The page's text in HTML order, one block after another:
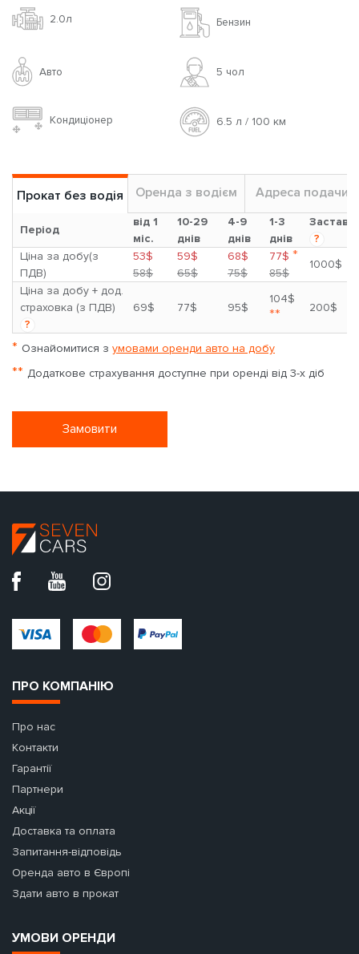
2.0л Бензин
Авто 5 чoл
Кондиціонер 6.5 л / 100 км
Прокат без водія Оренда з водієм Адреса подачи
Період
від 1
міс.
10-29
днів
4-9
днів
1-3
днів
Застава
?
Ціна за добу(з
ПДВ)
53$
58$
59$
65$
68$
75$
77$ *
85$
1000$
Ціна за добу + дод.
страховка (з ПДВ)
?
69$ 77$ 95$
104$
** 200$
* Ознайомитися з умовами оренди авто на добу
** Додаткове страхування доступне при оренді від 3-х діб
Замовити
ПРО КОМПАНІЮ
Про нас
Контакти
Гарантії
Партнери
Акції
Доставка та оплата
Запитання-відповідь
Оренда авто в Європі
Здати авто в прокат
УМОВИ ОРЕНДИ